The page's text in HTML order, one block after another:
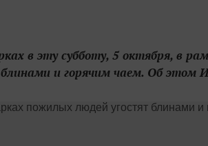
в эту субботу, 5 октября, в
блинами и горячим чаем. Об